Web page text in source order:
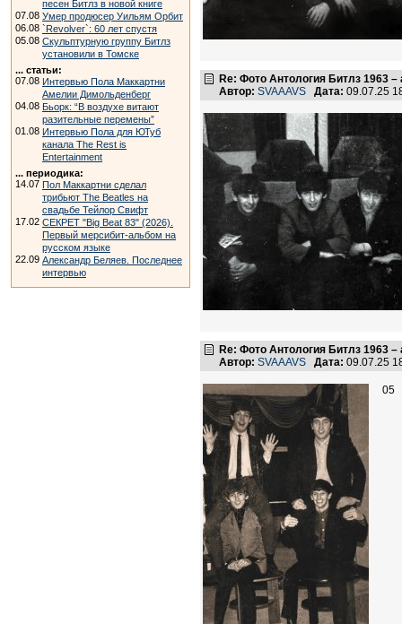
песен Битлз в новой книге
07.08 Умер продюсер Уильям Орбит
06.08 `Revolver`: 60 лет спустя
05.08 Скульптурную группу Битлз
установили в Томске
... статьи:
07.08 Интервью Пола Маккартни
Амелии Димольденберг
04.08 Бьорк: “В воздухе витают
разительные перемены”
01.08 Интервью Пола для ЮТуб
канала The Rest is
Entertainment
... периодика:
14.07 Пол Маккартни сделал
трибьют The Beatles на
свадьбе Тейлор Свифт
17.02 СЕКРЕТ "Big Beat 83" (2026).
Первый мерсибит-альбом на
русском языке
22.09 Александр Беляев. Последнее
интервью
Re: Фото Антология Битлз 1963 –
Автор: SVAAAVS Дата: 09.07.25
Re: Фото Антология Битлз 1963 –
Автор: SVAAAVS Дата: 09.07.25
05